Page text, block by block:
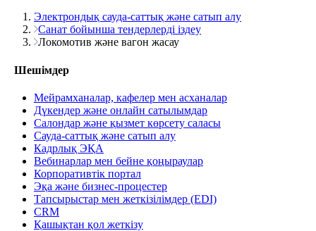
Электрондық сауда-саттық және сатып алу
Санат бойынша тендерлерді іздеу
Локомотив және вагон жасау
Шешімдер
Мейрамханалар, кафелер мен асханалар
Дүкендер және онлайн сатылымдар
Салондар және қызмет көрсету саласы
Сауда-саттық және сатып алу
Кадрлық ЭҚА
Вебинарлар мен бейне қоңыраулар
Корпоративтік портал
Эқа және бизнес-процестер
Тапсырыстар мен жеткізілімдер (EDI)
CRM
Қашықтан қол жеткізу